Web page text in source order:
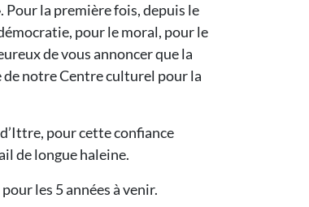
Pour la première fois, depuis le
pour le moral, pour le
de vous annoncer que la
notre Centre culturel pour la
pour cette confiance
de longue haleine.
les 5 années à venir.